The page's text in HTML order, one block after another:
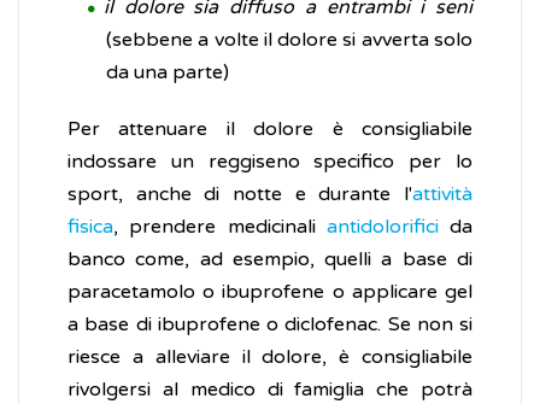
il dolore sia diffuso a entrambi i seni
(sebbene a volte il dolore si avverta solo
da una parte)
Per attenuare il dolore è consigliabile
indossare un reggiseno specifico per lo
sport, anche di notte e durante l'attività
fisica, prendere medicinali antidolorifici da
banco come, ad esempio, quelli a base di
paracetamolo o ibuprofene o applicare gel
a base di ibuprofene o diclofenac. Se non si
riesce a alleviare il dolore, è consigliabile
rivolgersi al medico di famiglia che potrà